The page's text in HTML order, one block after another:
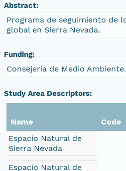
Abstract:
Programa de seguimiento de
global en Sierra Nevada.
Funding:
Consejería de Medio Ambiente.
Study Area Descriptors:
Name Code
Espacio Natural de
Sierra Nevada
Espacio Natural de